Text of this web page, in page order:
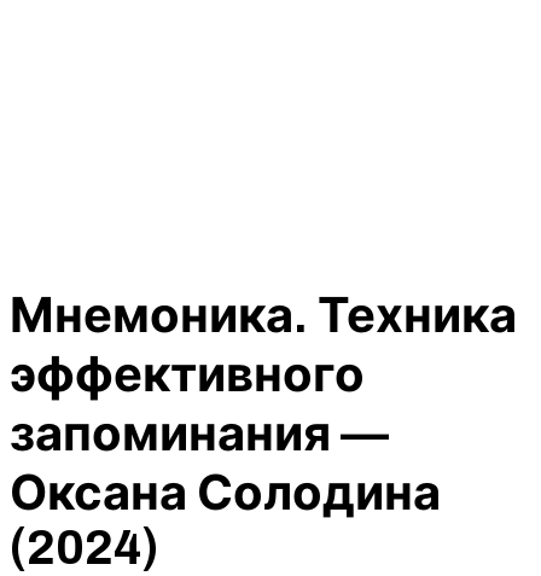
Мнемоника. Техника
эффективного
запоминания —
Оксана Солодина
(2024)